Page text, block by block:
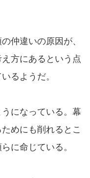
仲違いの原因が、
方にあるという点
るようだ。
になっている。幕
めにも削れるとこ
に命じている。